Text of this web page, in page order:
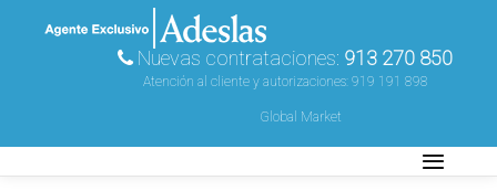
Nuevas contrataciones: 913 270 850
Atención al cliente y autorizaciones: 919 191 898
Global Market